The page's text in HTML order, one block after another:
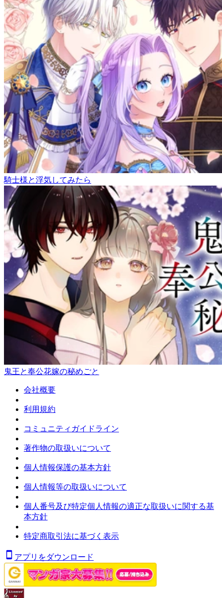
騎士様と浮気してみたら
鬼王と奉公花嫁の秘めごと
会社概要
利用規約
コミュニティガイドライン
著作物の取扱いについて
個人情報保護の基本方針
個人情報等の取扱いについて
個人番号及び特定個人情報の適正な取扱いに関する基
本方針
特定商取引法に基づく表示
アプリをダウンロード